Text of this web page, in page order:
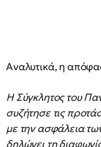
Αναλυτικά, η
Η Σύγκλητος του
συζήτησε τις
με την ασφάλεια
δηλώνει τη